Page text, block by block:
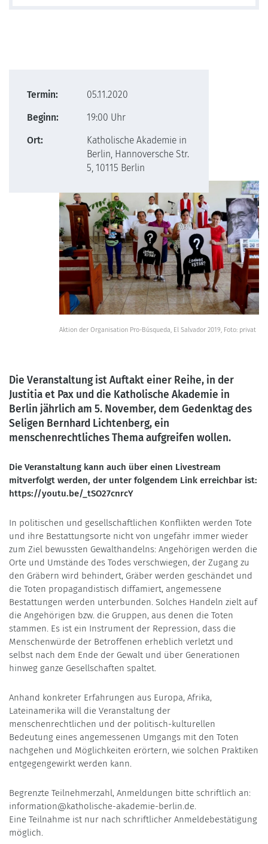
Aktion der Organisation Pro-Búsqueda, El Salvador 2019, Foto: privat
Termin:
05.11.2020
Beginn:
19:00 Uhr
Ort:
Katholische Akademie in
Berlin, Hannoversche Str.
5, 10115 Berlin
Die Veranstaltung ist Auftakt einer Reihe, in der
Justitia et Pax und die Katholische Akademie in
Berlin jährlich am 5. November, dem Gedenktag des
Seligen Bernhard Lichtenberg, ein
menschenrechtliches Thema aufgreifen wollen.
Die Veranstaltung kann auch über einen Livestream
mitverfolgt werden, der unter folgendem Link erreichbar ist:
https://youtu.be/_tSO27cnrcY
In politischen und gesellschaftlichen Konflikten werden Tote
und ihre Bestattungsorte nicht von ungefähr immer wieder
zum Ziel bewussten Gewalthandelns: Angehörigen werden die
Orte und Umstände des Todes verschwiegen, der Zugang zu
den Gräbern wird behindert, Gräber werden geschändet und
die Toten propagandistisch diffamiert, angemessene
Bestattungen werden unterbunden. Solches Handeln zielt auf
die Angehörigen bzw. die Gruppen, aus denen die Toten
stammen. Es ist ein Instrument der Repression, dass die
Menschenwürde der Betroffenen erheblich verletzt und
selbst nach dem Ende der Gewalt und über Generationen
hinweg ganze Gesellschaften spaltet.
Anhand konkreter Erfahrungen aus Europa, Afrika,
Lateinamerika will die Veranstaltung der
menschenrechtlichen und der politisch-kulturellen
Bedeutung eines angemessenen Umgangs mit den Toten
nachgehen und Möglichkeiten erörtern, wie solchen Praktiken
entgegengewirkt werden kann.
Begrenzte Teilnehmerzahl, Anmeldungen bitte schriftlich an:
information@katholische-akademie-berlin.de.
Eine Teilnahme ist nur nach schriftlicher Anmeldebestätigung
möglich.